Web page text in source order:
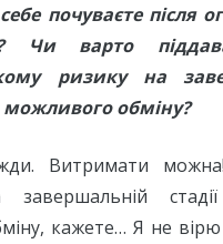
почуваєте після
Чи варто
ризику на
можливого обміну?
Витримати
кажете… Я не вірю